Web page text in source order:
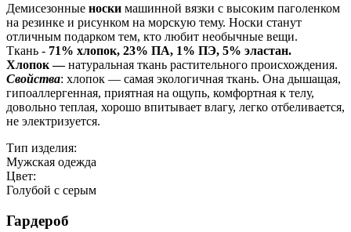
Демисезонные носки машинной вязки с высоким паголенком
на резинке и рисунком на морскую тему. Носки станут
отличным подарком тем, кто любит необычные вещи.
Ткань - 71% хлопок, 23% ПА, 1% ПЭ, 5% эластан.
Хлопок —натуральная ткань растительного происхождения.
Свойства: хлопок — самая экологичная ткань. Она дышащая,
гипоаллергенная, приятная на ощупь, комфортная к телу,
довольно теплая, хорошо впитывает влагу, легко отбеливается,
не электризуется.
Тип изделия:
Мужская одежда
Цвет:
Голубой с серым
Гардероб